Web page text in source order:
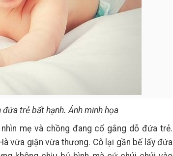
trẻ bất hạnh. Ảnh minh họa
mẹ và chồng đang cố gắng dỗ đứa trẻ.
vừa giận vừa thương. Cô lại gần bế lấy đứa